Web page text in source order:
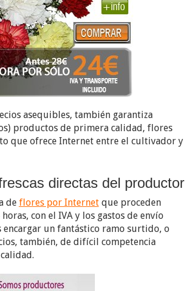
asequibles, también garantiza
productos de primera calidad, flores
que ofrece Internet entre el cultivador y
directas del productor
de flores por Internetque proceden
con el IVA y los gastos de envío
un fantástico ramo surtido, o
también, de difícil competencia